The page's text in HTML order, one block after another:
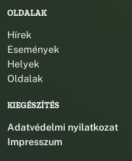
OLDALAK
Hírek
Események
Helyek
Oldalak
KIEGÉSZÍTÉS
Adatvédelmi nyilatkozat
Impresszum